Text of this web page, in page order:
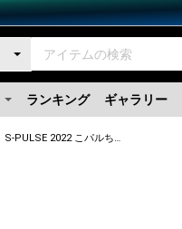
ランキング ギャラリー
S-PULSE 2022 こパルちゃんサンタ